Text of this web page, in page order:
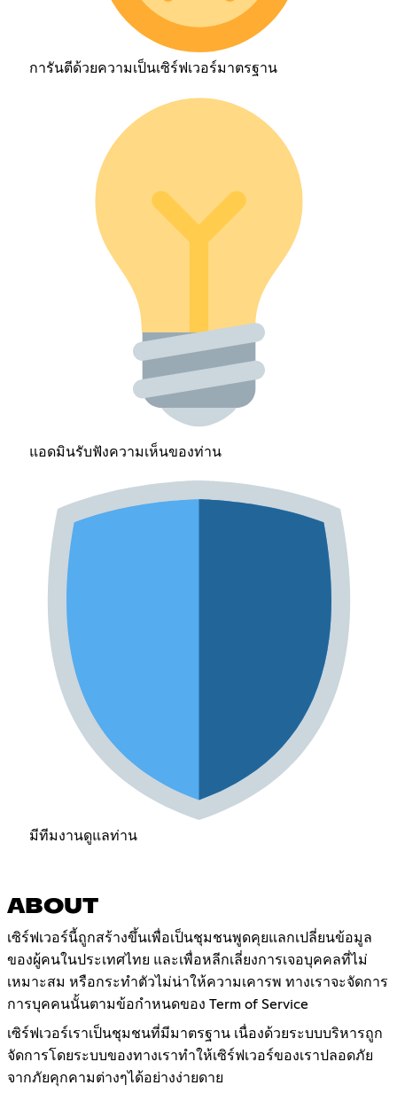
การันตีด้วยความเป็นเซิร์ฟเวอร์มาตรฐาน
แอดมินรับฟังความเห็นของท่าน
มีทีมงานดูแลท่าน
ABOUT
เซิร์ฟเวอร์นี้ถูกสร้างขึ้นเพื่อเป็นชุมชนพูดคุยแลกเปลี่ยนข้อมูล
ของผู้คนในประเทศไทย และเพื่อหลีกเลี่ยงการเจอบุคคลที่ไม่
เหมาะสม หรือกระทำตัวไม่น่าให้ความเคารพ ทางเราจะจัดการ
การบุคคนนั้นตามข้อกำหนดของ Term of Service
เซิร์ฟเวอร์เราเป็นชุมชนที่มีมาตรฐาน เนื่องด้วยระบบบริหารถูก
จัดการโดยระบบของทางเราทำให้เซิร์ฟเวอร์ของเราปลอดภัย
จากภัยคุกคามต่างๆได้อย่างง่ายดาย